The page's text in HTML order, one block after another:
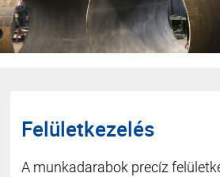
Felületkezelés
A munkadarabok precíz